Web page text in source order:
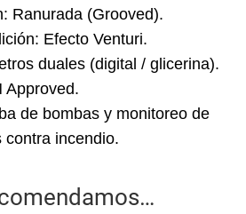
Ranurada (Grooved).
Efecto Venturi.
duales (digital / glicerina).
Approved.
de bombas y monitoreo de
contra incendio.